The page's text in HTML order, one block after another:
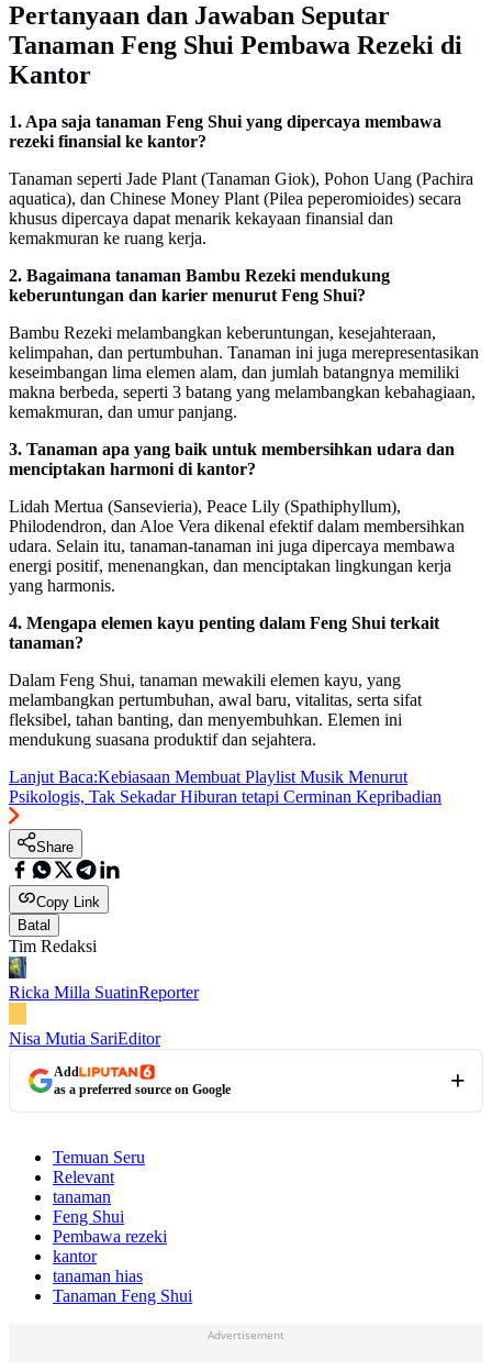
Pertanyaan dan Jawaban Seputar
Tanaman Feng Shui Pembawa Rezeki di
Kantor
1. Apa saja tanaman Feng Shui yang dipercaya membawa
rezeki finansial ke kantor?
Tanaman seperti Jade Plant (Tanaman Giok), Pohon Uang (Pachira
aquatica), dan Chinese Money Plant (Pilea peperomioides) secara
khusus dipercaya dapat menarik kekayaan finansial dan
kemakmuran ke ruang kerja.
2. Bagaimana tanaman Bambu Rezeki mendukung
keberuntungan dan karier menurut Feng Shui?
Bambu Rezeki melambangkan keberuntungan, kesejahteraan,
kelimpahan, dan pertumbuhan. Tanaman ini juga merepresentasikan
keseimbangan lima elemen alam, dan jumlah batangnya memiliki
makna berbeda, seperti 3 batang yang melambangkan kebahagiaan,
kemakmuran, dan umur panjang.
3. Tanaman apa yang baik untuk membersihkan udara dan
menciptakan harmoni di kantor?
Lidah Mertua (Sansevieria), Peace Lily (Spathiphyllum),
Philodendron, dan Aloe Vera dikenal efektif dalam membersihkan
udara. Selain itu, tanaman-tanaman ini juga dipercaya membawa
energi positif, menenangkan, dan menciptakan lingkungan kerja
yang harmonis.
4. Mengapa elemen kayu penting dalam Feng Shui terkait
tanaman?
Dalam Feng Shui, tanaman mewakili elemen kayu, yang
melambangkan pertumbuhan, awal baru, vitalitas, serta sifat
fleksibel, tahan banting, dan menyembuhkan. Elemen ini
mendukung suasana produktif dan sejahtera.
Lanjut Baca:Kebiasaan Membuat Playlist Musik Menurut
Psikologis, Tak Sekadar Hiburan tetapi Cerminan Kepribadian
Share
Copy Link
Batal
Tim Redaksi
Ricka Milla SuatinReporter
Nisa Mutia SariEditor
Add
as a preferred source on Google
Temuan Seru
Relevant
tanaman
Feng Shui
Pembawa rezeki
kantor
tanaman hias
Tanaman Feng Shui
Advertisement